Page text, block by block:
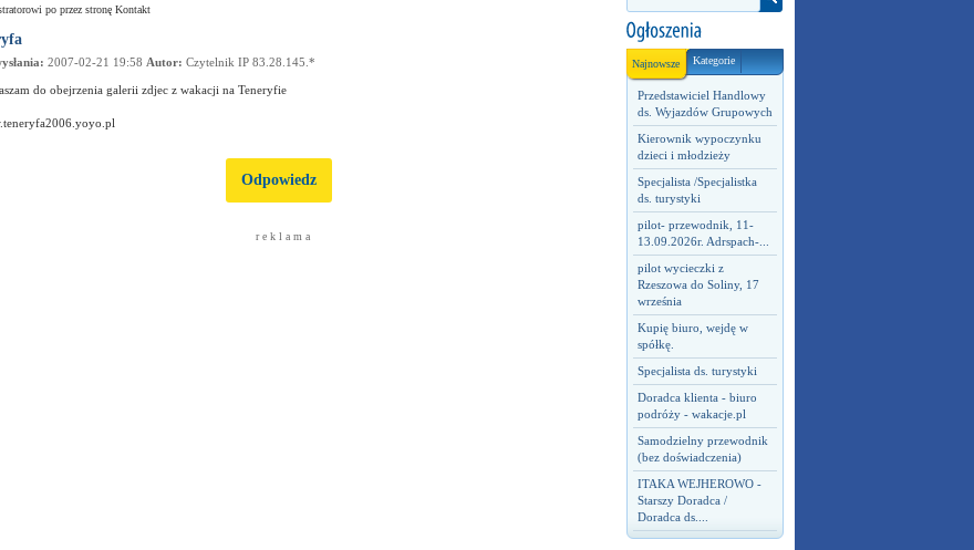
Najnowsze Kategorie
Przedstawiciel Handlowy
ds. Wyjazdów Grupowych
Kierownik wypoczynku
dzieci i młodzieży
Specjalista /Specjalistka
ds. turystyki
pilot- przewodnik, 11-
13.09.2026r. Adrspach-...
pilot wycieczki z
Rzeszowa do Soliny, 17
września
Kupię biuro, wejdę w
spółkę.
Specjalista ds. turystyki
Doradca klienta - biuro
podróży - wakacje.pl
Samodzielny przewodnik
(bez doświadczenia)
ITAKA WEJHEROWO -
Starszy Doradca /
Doradca ds....
po przez stronę Kontakt
2007-02-21 19:58 Autor: Czytelnik IP 83.28.145.*
do obejrzenia galerii zdjec z wakacji na Teneryfie
Odpowiedz
r e k l a m a